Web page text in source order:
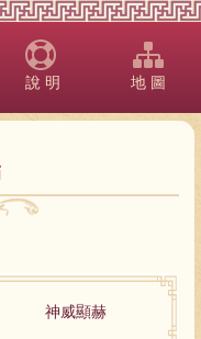
說 明 地 圖
神威顯赫